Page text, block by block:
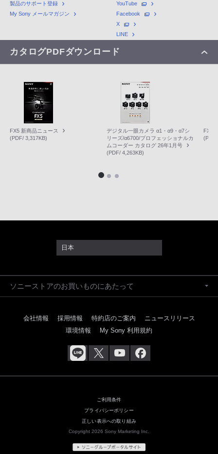
製品のサポート登録
My Sony メールマガジン
YouTube
Facebook
X
LINE
カタログPDFダウンロード
FX5 新商品ニュース
(PDF/ 3,317KB)
デジタル一眼カメラ α1・α9・α7シ
リーズ/α6700/プロフェッショナルカ
ムコーダー カタログ 26年1月号
(PDF/ 4,263KB)
FX2
日本
ソニーストアのお買いものにあたって
会社情報 採用情報 特約店のご案内
ニュースリリース
環境情報
My Sony 利用規約
ご利用条件
プライバシーポリシー
正しい表示への取り組み
Copyright 2026 Sony Marketing Inc.